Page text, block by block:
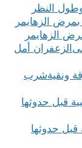
النظر
الزهايمر
الزعفران أمل
شرب
قبل حدوثها